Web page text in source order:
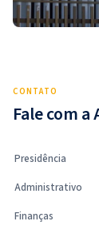
CONTATO
Fale com a
Presidência
Administrativo
Finanças